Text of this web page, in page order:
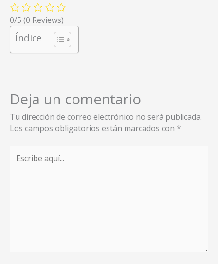
0/5 (0 Reviews)
Índice
Deja un comentario
Tu dirección de correo electrónico no será publicada.
Los campos obligatorios están marcados con *
aquí...